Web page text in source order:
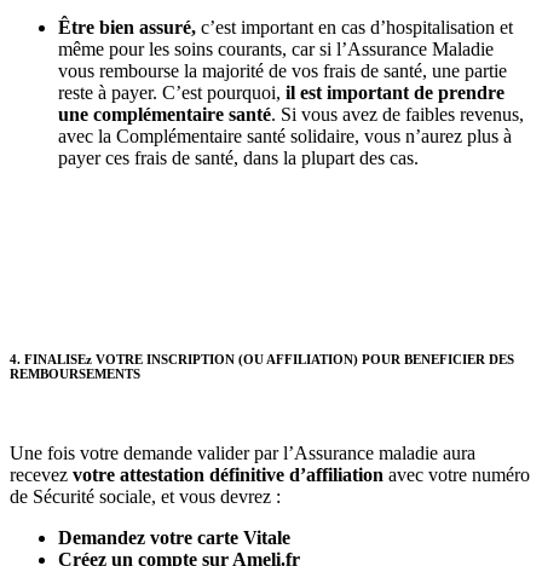
Être bien assuré, c’est important en cas d’hospitalisation et
même pour les soins courants, car si l’Assurance Maladie
vous rembourse la majorité de vos frais de santé, une partie
reste à payer. C’est pourquoi, il est important de prendre
une complémentaire santé. Si vous avez de faibles revenus,
avec la Complémentaire santé solidaire, vous n’aurez plus à
payer ces frais de santé, dans la plupart des cas.
4. FINALISEz VOTRE INSCRIPTION (OU AFFILIATION) POUR BENEFICIER DES
REMBOURSEMENTS
Une fois votre demande valider par l’Assurance maladie aura
recevez votre attestation définitive d’affiliation avec votre numéro
de Sécurité sociale, et vous devrez :
Demandez votre carte Vitale
Créez un compte sur Ameli.fr